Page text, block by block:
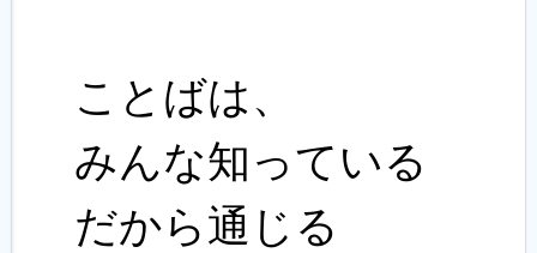
ことばは、
みんな知っている
だから通じる